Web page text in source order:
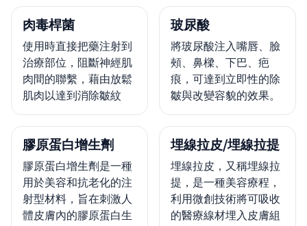
肉毒桿菌
使用時直接把藥注射到
治療部位，阻斷神經肌
肉間的聯繫，藉由放鬆
肌肉以達到消除皺紋
玻尿酸
將玻尿酸注入嘴唇、臉
頰、鼻樑、下巴、疤
痕，可達到立即性的除
皺與改變容貌的效果。
膠原蛋白增生劑
膠原蛋白增生劑是一種
用於美容和抗老化的注
射型材料，旨在刺激人
體皮膚內的膠原蛋白生
埋線拉皮/埋線拉提
埋線拉皮，又稱埋線拉
提，是一種美容療程，
利用微創技術將可吸收
的醫療線材埋入皮膚組